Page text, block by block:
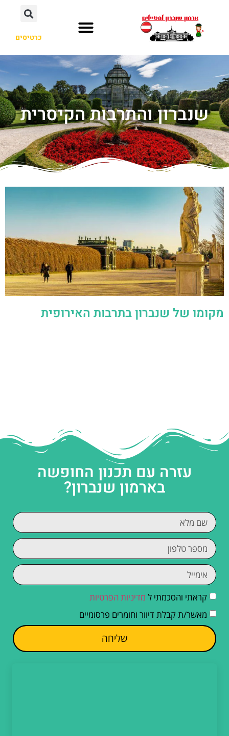
כרטיסים
שנברון והתרבות הקיסרית
מקומו של שנברון בתרבות האירופית
עזרה עם תכנון החופשה
בארמון שנברון?
קראתי והסכמתי ל מדיניות הפרטיות
מאשר/ת קבלת דיוור וחומרים פרסומיים
שליחה